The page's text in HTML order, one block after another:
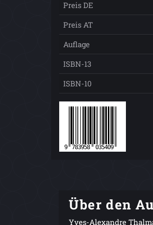
Preis DE
Preis AT
Auflage
ISBN-13
ISBN-10
Über den
Yves-Alexandre